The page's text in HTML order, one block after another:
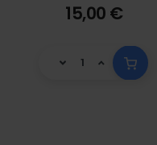
15,00 €